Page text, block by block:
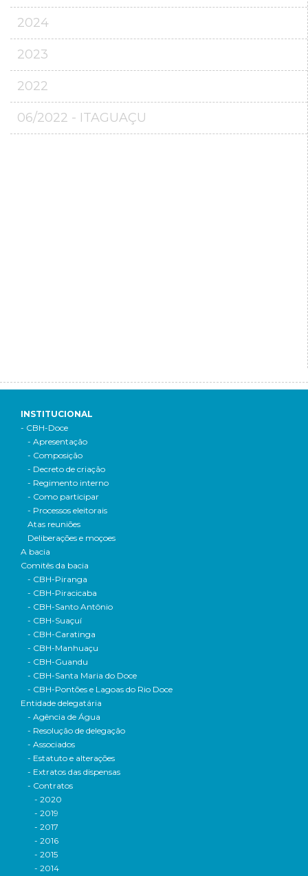
2024
2023
2022
06/2022 - ITAGUAÇU
INSTITUCIONAL
- CBH-Doce
- Apresentação
- Composição
- Decreto de criação
- Regimento interno
- Como participar
- Processos eleitorais
Atas reuniões
Deliberações e moçoes
A bacia
Comitês da bacia
- CBH-Piranga
- CBH-Piracicaba
- CBH-Santo Antônio
- CBH-Suaçuí
- CBH-Caratinga
- CBH-Manhuaçu
- CBH-Guandu
- CBH-Santa Maria do Doce
- CBH-Pontões e Lagoas do Rio Doce
Entidade delegatária
- Agência de Água
- Resolução de delegação
- Associados
- Estatuto e alterações
- Extratos das dispensas
- Contratos
- 2020
- 2019
- 2017
- 2016
- 2015
- 2014